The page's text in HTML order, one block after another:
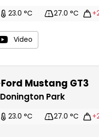
23.0 °C 27.0 °C
Video
Ford Mustang GT3
Donington Park
23.0 °C 27.0 °C